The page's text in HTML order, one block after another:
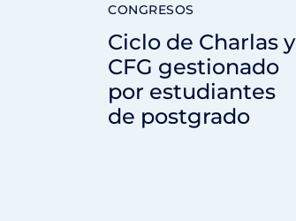
CONGRESOS
Ciclo de Charlas y
CFG gestionado
por estudiantes
de postgrado